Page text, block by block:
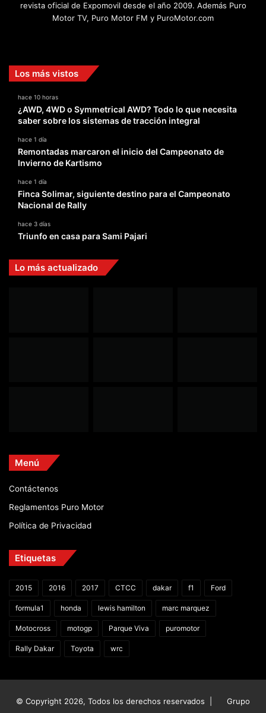
revista oficial de Expomovil desde el año 2009. Además Puro
Motor TV, Puro Motor FM y PuroMotor.com
Los más vistos
hace 10 horas
¿AWD, 4WD o Symmetrical AWD? Todo lo que necesita
saber sobre los sistemas de tracción integral
hace 1 día
Remontadas marcaron el inicio del Campeonato de
Invierno de Kartismo
hace 1 día
Finca Solimar, siguiente destino para el Campeonato
Nacional de Rally
hace 3 días
Triunfo en casa para Sami Pajari
Lo más actualizado
Menú
Contáctenos
Reglamentos Puro Motor
Política de Privacidad
Etiquetas
2015 2016 2017 CTCC dakar f1 Ford
formula1 honda lewis hamilton marc marquez
Motocross motogp Parque Viva puromotor
Rally Dakar Toyota wrc
© Copyright 2026, Todos los derechos reservados | Grupo